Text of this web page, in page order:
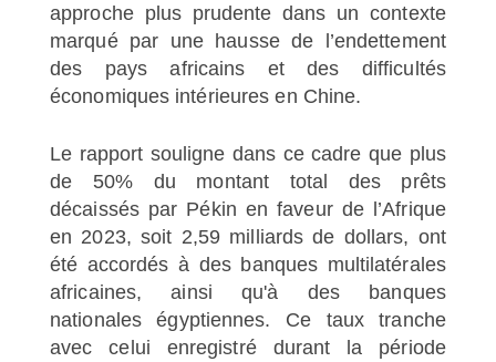
approche plus prudente dans un contexte
marqué par une hausse de l’endettement
des pays africains et des difficultés
économiques intérieures en Chine.
Le rapport souligne dans ce cadre que plus
de 50% du montant total des prêts
décaissés par Pékin en faveur de l’Afrique
en 2023, soit 2,59 milliards de dollars, ont
été accordés à des banques multilatérales
africaines, ainsi qu'à des banques
nationales égyptiennes. Ce taux tranche
avec celui enregistré durant la période